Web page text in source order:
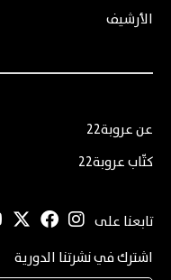
الأرشيف
عن عروبة22
كتّاب عروبة22
تابعنا على
اشترك في نشرتنا الدورية